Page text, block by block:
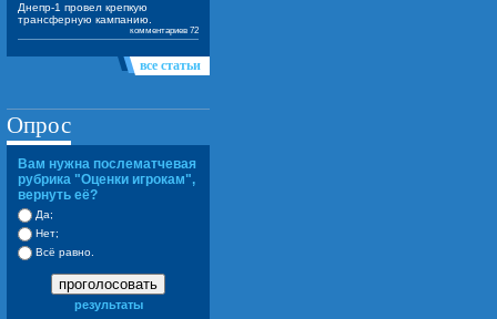
Днепр-1 провел крепкую
трансферную кампанию.
комментариев 72
все статьи
Опрос
Вам нужна послематчевая
рубрика "Оценки игрокам",
вернуть её?
Да;
Нет;
Всё равно.
проголосовать
результаты